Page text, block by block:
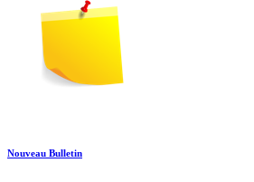
Nouveau Bulletin